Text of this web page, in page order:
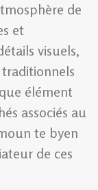
de
et
visuels,
élément
associés au
te byen
de ces